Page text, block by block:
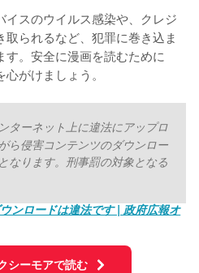
イスのウイルス感染や、クレジ
られるなど、犯罪に巻き込ま
。安全に漫画を読むために
がけましょう。
ターネット上に違法にアップロ
ら侵害コンテンツのダウンロー
なります。刑事罰の対象となる
ンロードは違法です | 政府広報オ
シーモアで読む